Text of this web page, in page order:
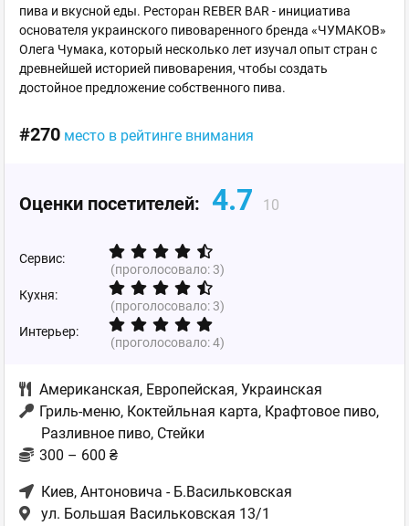
пива и вкусной еды. Ресторан REBER BAR - инициатива
основателя украинского пивоваренного бренда «ЧУМАКОВ»
Олега Чумака, который несколько лет изучал опыт стран с
древнейшей историей пивоварения, чтобы создать
достойное предложение собственного пива.
#270 место в рейтинге внимания
Оценки посетителей: 4.7 10
Сервис:
(проголосовало:3)
Кухня:
(проголосовало:3)
Интерьер:
(проголосовало:4)
Американская, Европейская, Украинская
Гриль-меню, Коктейльная карта, Крафтовое пиво,
Разливное пиво, Стейки
300 – 600 ₴
Киев, Антоновича - Б.Васильковская
ул. Большая Васильковская 13/1